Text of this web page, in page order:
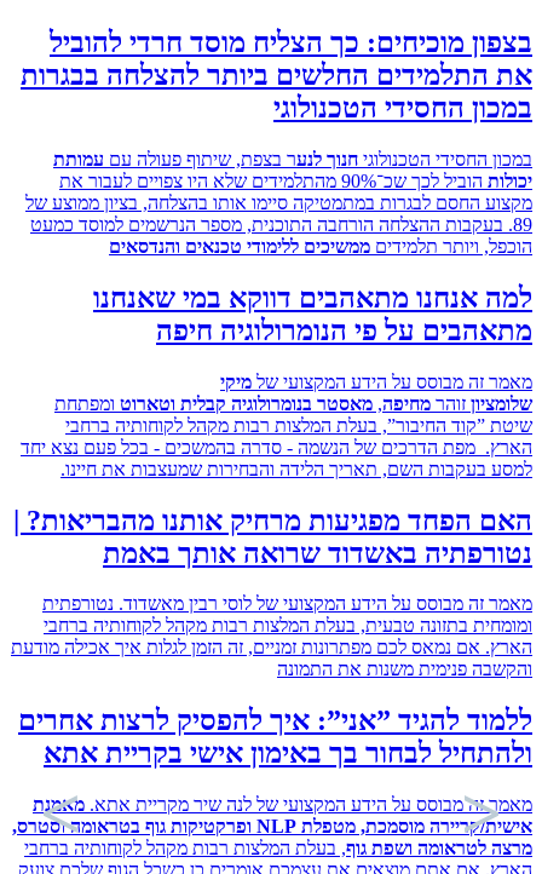
מוכיחים: כך הצליח מוסד חרדי להוביל
החלשים ביותר להצלחה בבגרות
החסידי הטכנולוגי
החסידי הטכנולוגיחנוך לנער בצפת, שיתוף פעולה עםעמותת
הוביל לכך שכ־90% מהתלמידים שלא היו צפויים לעבור את
החסם לבגרות במתמטיקה סיימו אותו בהצלחה, בציון ממוצע של
בעקבות ההצלחה הורחבה התוכנית, מספר הנרשמים למוסד כמעט
ויותר תלמידיםממשיכים ללימודי טכנאים והנדסאים
אנחנו מתאהבים דווקא במי שאנחנו
על פי הנומרולוגיה חיפה
זה מבוסס על הידע המקצועי שלמיקי
זוהרמחיפה ,מאסטר בנומרולוגיה קבלית וטארוטומפתחת
החיבור”, בעלת המלצות רבות מקהל לקוחותיה ברחבי
מפת הדרכים של הנשמה - סדרה בהמשכים - בכל פעם נצא יחד
השם, תאריך הלידה והבחירות שמעצבות את חיינו.
הפחד מפגיעות מרחיק אותנו מהבריאות? |
באשדוד שרואה אותך באמת
מבוסס על הידע המקצועי של לוסי רבין מאשדוד. נטורפתית
בתזונה טבעית, בעלת המלצות רבות מקהל לקוחותיה ברחבי
אם נמאס לכם מפתרונות זמניים, זה הזמן לגלות איך אכילה מודעת
פנימית משנות את התמונה
להגיד ”אני”: איך להפסיק לרצות אחרים
לבחור בך באימון אישי בקריית אתא
זה מבוסס על הידע המקצועי של לנה שיר מקריית אתא. מאמנת
אישית/קריירה מוסמכת, מטפלת NLP ופרקטיקות גוף בטראומה וסטרס,
לטראומה ושפת גוף, בעלת המלצות רבות מקהל לקוחותיה ברחבי